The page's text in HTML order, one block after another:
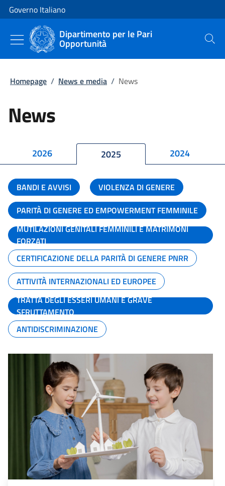
Vai al contenuto
Vai alla navigazione del sito
Governo Italiano
Dipartimento per le Pari
Opportunità Cerca
Homepage / News e media / News
News
2026 2025 2024
BANDI E AVVISI
VIOLENZA DI GENERE
PARITÀ DI GENERE ED EMPOWERMENT FEMMINILE
MUTILAZIONI GENITALI FEMMINILI E MATRIMONI
FORZATI
CERTIFICAZIONE DELLA PARITÀ DI GENERE PNRR
ATTIVITÀ INTERNAZIONALI ED EUROPEE
TRATTA DEGLI ESSERI UMANI E GRAVE
SFRUTTAMENTO
ANTIDISCRIMINAZIONE